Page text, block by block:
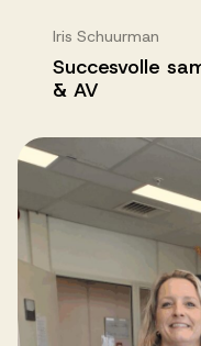
Iris Schuurman
Succesvolle
& AV